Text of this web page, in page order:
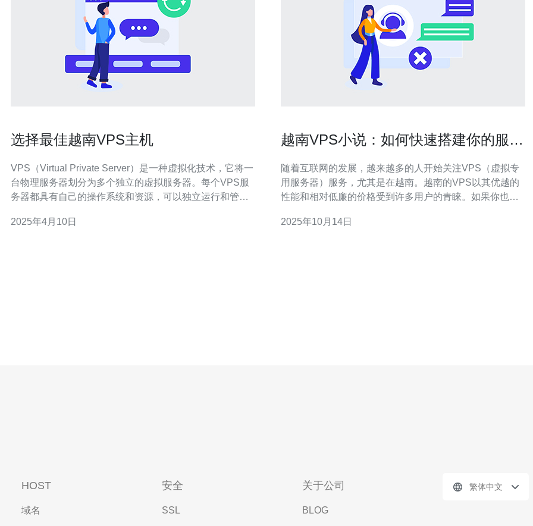
选择最佳越南VPS主机
VPS（Virtual Private Server）是一种虚拟化技术，它将一
台物理服务器划分为多个独立的虚拟服务器。每个VPS服
务器都具有自己的操作系统和资源，可以独立运行和管
理位置优势：越南位于东南亚，地理位置靠近中国和其他
2025年4月10日
越南VPS小说：如何快速搭建你的服务
随着互联网的发展，越来越多的人开始关注VPS（虚拟专
用服务器）服务，尤其是在越南。越南的VPS以其优越的
性能和相对低廉的价格受到许多用户的青睐。如果你也想
议。 首先，选择一个可靠的VPS提供商是搭建服务器的第
2025年10月14日
HOST
域名
安全
SSL
关于公司
BLOG
繁体中文